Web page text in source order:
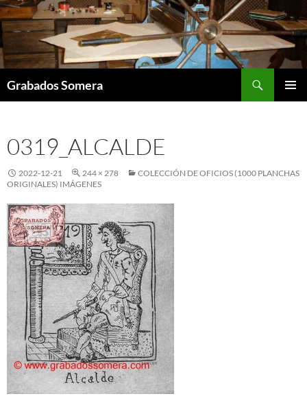
Saltar
al
contenido
Grabados Somera
0319_ALCALDE
2022-12-21 244 × 278
COLECCIÓN DE OFICIOS (1000 PLANCHAS
ORIGINALES) IMÁGENES